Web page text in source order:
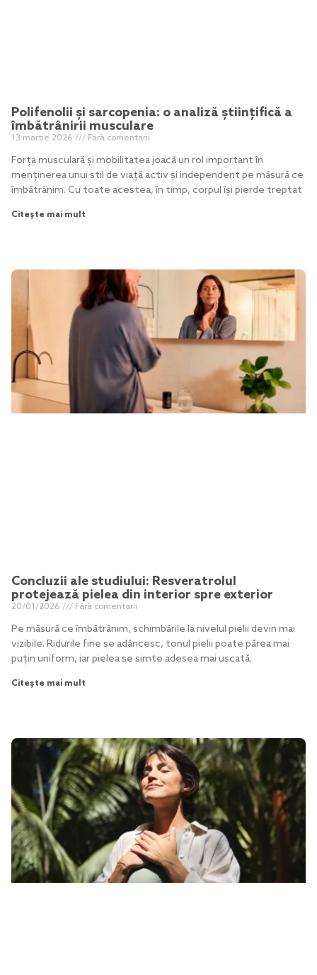
Polifenolii și sarcopenia: o analiză științifică a
îmbătrânirii musculare
13 martie 2026 Fără comentarii
Forța musculară și mobilitatea joacă un rol important în
menținerea unui stil de viață activ și independent pe măsură ce
îmbătrânim. Cu toate acestea, în timp, corpul își pierde treptat
Citește mai mult
Concluzii ale studiului: Resveratrolul
protejează pielea din interior spre exterior
20/01/2026 Fără comentarii
Pe măsură ce îmbătrânim, schimbările la nivelul pielii devin mai
vizibile. Ridurile fine se adâncesc, tonul pielii poate părea mai
puțin uniform, iar pielea se simte adesea mai uscată.
Citește mai mult